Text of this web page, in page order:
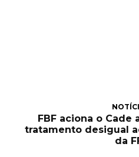
FBF aciona o Cade
tratamento desigual
da